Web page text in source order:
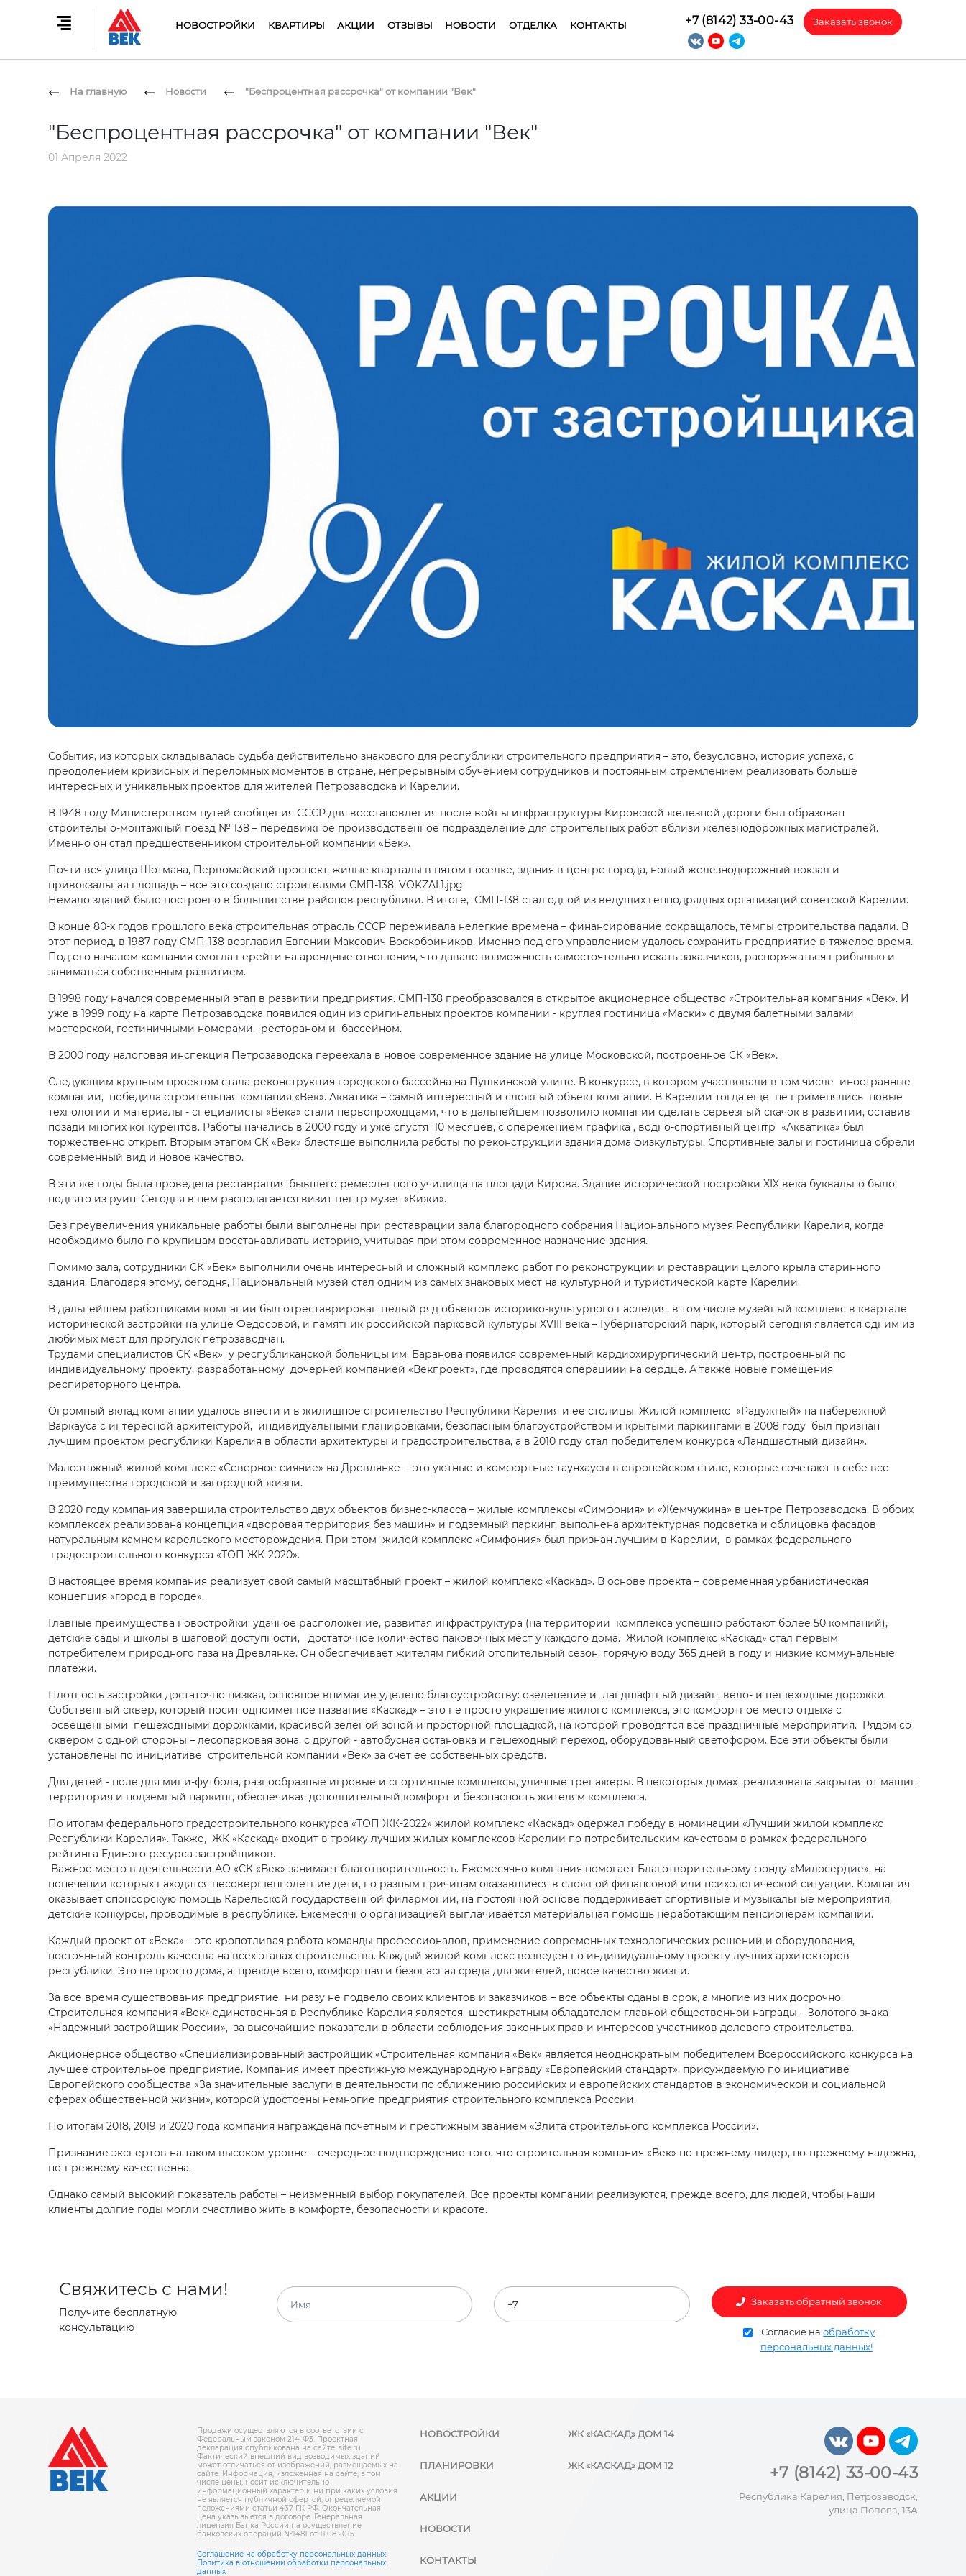
НОВОСТРОЙКИ КВАРТИРЫ АКЦИИ ОТЗЫВЫ НОВОСТИ ОТДЕЛКА КОНТАКТЫ +7 (8142) 33-00-43 Заказать звонок
На главную Новости "Беспроцентная рассрочка" от компании "Век"
"Беспроцентная рассрочка" от компании "Век"
01 Апреля 2022
События, из которых складывалась судьба действительно знакового для республики строительного предприятия – это, безусловно, история успеха, с
преодолением кризисных и переломных моментов в стране, непрерывным обучением сотрудников и постоянным стремлением реализовать больше
интересных и уникальных проектов для жителей Петрозаводска и Карелии.
В 1948 году Министерством путей сообщения СССР для восстановления после войны инфраструктуры Кировской железной дороги был образован
строительно-монтажный поезд № 138 – передвижное производственное подразделение для строительных работ вблизи железнодорожных магистралей.
Именно он стал предшественником строительной компании «Век».
Почти вся улица Шотмана, Первомайский проспект, жилые кварталы в пятом поселке, здания в центре города, новый железнодорожный вокзал и
привокзальная площадь – все это создано строителями СМП-138. VOKZAL1.jpg
Немало зданий было построено в большинстве районов республики. В итоге, СМП-138 стал одной из ведущих генподрядных организаций советской Карелии.
В конце 80-х годов прошлого века строительная отрасль СССР переживала нелегкие времена – финансирование сокращалось, темпы строительства падали. В
этот период, в 1987 году СМП-138 возглавил Евгений Максович Воскобойников. Именно под его управлением удалось сохранить предприятие в тяжелое время.
Под его началом компания смогла перейти на арендные отношения, что давало возможность самостоятельно искать заказчиков, распоряжаться прибылью и
заниматься собственным развитием.
В 1998 году начался современный этап в развитии предприятия. СМП-138 преобразовался в открытое акционерное общество «Строительная компания «Век». И
уже в 1999 году на карте Петрозаводска появился один из оригинальных проектов компании - круглая гостиница «Маски» с двумя балетными залами,
мастерской, гостиничными номерами, рестораном и бассейном.
В 2000 году налоговая инспекция Петрозаводска переехала в новое современное здание на улице Московской, построенное СК «Век».
Следующим крупным проектом стала реконструкция городского бассейна на Пушкинской улице. В конкурсе, в котором участвовали в том числе иностранные
компании, победила строительная компания «Век». Акватика – самый интересный и сложный объект компании. В Карелии тогда еще не применялись новые
технологии и материалы - специалисты «Века» стали первопроходцами, что в дальнейшем позволило компании сделать серьезный скачок в развитии, оставив
позади многих конкурентов. Работы начались в 2000 году и уже спустя 10 месяцев, с опережением графика , водно-спортивный центр «Акватика» был
торжественно открыт. Вторым этапом СК «Век» блестяще выполнила работы по реконструкции здания дома физкультуры. Спортивные залы и гостиница обрели
современный вид и новое качество.
В эти же годы была проведена реставрация бывшего ремесленного училища на площади Кирова. Здание исторической постройки XIX века буквально было
поднято из руин. Сегодня в нем располагается визит центр музея «Кижи».
Без преувеличения уникальные работы были выполнены при реставрации зала благородного собрания Национального музея Республики Карелия, когда
необходимо было по крупицам восстанавливать историю, учитывая при этом современное назначение здания.
Помимо зала, сотрудники СК «Век» выполнили очень интересный и сложный комплекс работ по реконструкции и реставрации целого крыла старинного
здания. Благодаря этому, сегодня, Национальный музей стал одним из самых знаковых мест на культурной и туристической карте Карелии.
В дальнейшем работниками компании был отреставрирован целый ряд объектов историко-культурного наследия, в том числе музейный комплекс в квартале
исторической застройки на улице Федосовой, и памятник российской парковой культуры XVIII века – Губернаторский парк, который сегодня является одним из
любимых мест для прогулок петрозаводчан.
Трудами специалистов СК «Век» у республиканской больницы им. Баранова появился современный кардиохирургический центр, построенный по
индивидуальному проекту, разработанному дочерней компанией «Векпроект», где проводятся операциии на сердце. А также новые помещения
респираторного центра.
Огромный вклад компании удалось внести и в жилищное строительство Республики Карелия и ее столицы. Жилой комплекс «Радужный» на набережной
Варкауса с интересной архитектурой, индивидуальными планировками, безопасным благоустройством и крытыми паркингами в 2008 году был признан
лучшим проектом республики Карелия в области архитектуры и градостроительства, а в 2010 году стал победителем конкурса «Ландшафтный дизайн».
Малоэтажный жилой комплекс «Северное сияние» на Древлянке - это уютные и комфортные таунхаусы в европейском стиле, которые сочетают в себе все
преимущества городской и загородной жизни.
В 2020 году компания завершила строительство двух объектов бизнес-класса – жилые комплексы «Симфония» и «Жемчужина» в центре Петрозаводска. В обоих
комплексах реализована концепция «дворовая территория без машин» и подземный паркинг, выполнена архитектурная подсветка и облицовка фасадов
натуральным камнем карельского месторождения. При этом жилой комплекс «Симфония» был признан лучшим в Карелии, в рамках федерального
градостроительного конкурса «ТОП ЖК-2020».
В настоящее время компания реализует свой самый масштабный проект – жилой комплекс «Каскад». В основе проекта – современная урбанистическая
концепция «город в городе».
Главные преимущества новостройки: удачное расположение, развитая инфраструктура (на территории комплекса успешно работают более 50 компаний),
детские сады и школы в шаговой доступности, достаточное количество паковочных мест у каждого дома. Жилой комплекс «Каскад» стал первым
потребителем природного газа на Древлянке. Он обеспечивает жителям гибкий отопительный сезон, горячую воду 365 дней в году и низкие коммунальные
платежи.
Плотность застройки достаточно низкая, основное внимание уделено благоустройству: озеленение и ландшафтный дизайн, вело- и пешеходные дорожки.
Собственный сквер, который носит одноименное название «Каскад» – это не просто украшение жилого комплекса, это комфортное место отдыха с
освещенными пешеходными дорожками, красивой зеленой зоной и просторной площадкой, на которой проводятся все праздничные мероприятия. Рядом со
сквером с одной стороны – лесопарковая зона, с другой - автобусная остановка и пешеходный переход, оборудованный светофором. Все эти объекты были
установлены по инициативе строительной компании «Век» за счет ее собственных средств.
Для детей - поле для мини-футбола, разнообразные игровые и спортивные комплексы, уличные тренажеры. В некоторых домах реализована закрытая от машин
территория и подземный паркинг, обеспечивая дополнительный комфорт и безопасность жителям комплекса.
По итогам федерального градостроительного конкурса «ТОП ЖК-2022» жилой комплекс «Каскад» одержал победу в номинации «Лучший жилой комплекс
Республики Карелия». Также, ЖК «Каскад» входит в тройку лучших жилых комплексов Карелии по потребительским качествам в рамках федерального
рейтинга Единого ресурса застройщиков.
Важное место в деятельности АО «СК «Век» занимает благотворительность. Ежемесячно компания помогает Благотворительному фонду «Милосердие», на
попечении которых находятся несовершеннолетние дети, по разным причинам оказавшиеся в сложной финансовой или психологической ситуации. Компания
оказывает спонсорскую помощь Карельской государственной филармонии, на постоянной основе поддерживает спортивные и музыкальные мероприятия,
детские конкурсы, проводимые в республике. Ежемесячно организацией выплачивается материальная помощь неработающим пенсионерам компании.
Каждый проект от «Века» – это кропотливая работа команды профессионалов, применение современных технологических решений и оборудования,
постоянный контроль качества на всех этапах строительства. Каждый жилой комплекс возведен по индивидуальному проекту лучших архитекторов
республики. Это не просто дома, а, прежде всего, комфортная и безопасная среда для жителей, новое качество жизни.
За все время существования предприятие ни разу не подвело своих клиентов и заказчиков – все объекты сданы в срок, а многие из них досрочно.
Строительная компания «Век» единственная в Республике Карелия является шестикратным обладателем главной общественной награды – Золотого знака
«Надежный застройщик России», за высочайшие показатели в области соблюдения законных прав и интересов участников долевого строительства.
Акционерное общество «Специализированный застройщик «Строительная компания «Век» является неоднократным победителем Всероссийского конкурса на
лучшее строительное предприятие. Компания имеет престижную международную награду «Европейский стандарт», присуждаемую по инициативе
Европейского сообщества «За значительные заслуги в деятельности по сближению российских и европейских стандартов в экономической и социальной
сферах общественной жизни», которой удостоены немногие предприятия строительного комплекса России.
По итогам 2018, 2019 и 2020 года компания награждена почетным и престижным званием «Элита строительного комплекса России».
Признание экспертов на таком высоком уровне – очередное подтверждение того, что строительная компания «Век» по-прежнему лидер, по-прежнему надежна,
по-прежнему качественна.
Однако самый высокий показатель работы – неизменный выбор покупателей. Все проекты компании реализуются, прежде всего, для людей, чтобы наши
клиенты долгие годы могли счастливо жить в комфорте, безопасности и красоте.
Свяжитесь с нами!
Получите бесплатную
консультацию
Заказать обратный звонок
Согласие наобработку
персональных данных!
Продажи осуществляются в соответствии с
Федеральным законом 214-Ф3. Проектная
декларация опубликована на сайте: site.ru .
Фактический внешний вид возводимых зданий
может отличаться от изображений, размещаемых на
сайте. Информация, изложенная на сайте, в том
числе цены, носит исключительно
информационный характер и ни при каких условия
не является публичной офертой, определяемой
положениями статьи 437 ГК РФ. Окончательная
цена указывыется в договоре. Генеральная
лицензия Банка России на осуществление
банковских операций №1481 от 11.08.2015.
Соглашение на обработку персональных данных
Политика в отношении обработки персональных
данных
НОВОСТРОЙКИ
ПЛАНИРОВКИ
АКЦИИ
НОВОСТИ
КОНТАКТЫ
ЖК «КАСКАД» ДОМ 14
ЖК «КАСКАД» ДОМ 12 +7 (8142) 33-00-43
Республика Карелия, Петрозаводск,
улица Попова, 13А